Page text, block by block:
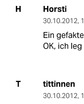
H Horsti
30.10.2012,
Ein
OK, ich
T tittinnen
30.10.2012,